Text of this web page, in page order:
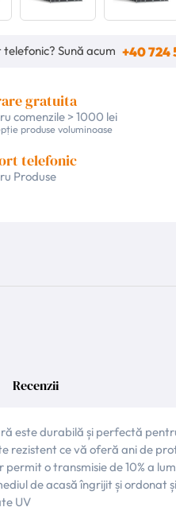
telefonic? Sună acum +40 724
gratuita
comenzile > 1000 lei
produse voluminoase
telefonic
Produse
Recenzii
este durabilă și perfectă
ce vă oferă ani de
o transmisie de 10% a
de acasă îngrijit și ordonat
UV